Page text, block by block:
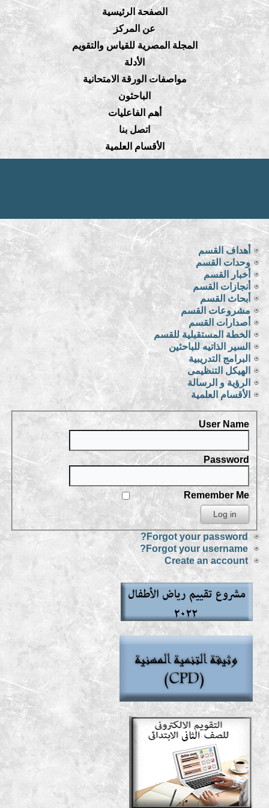
الصفحة الرئيسية
عن المركز
المجلة المصرية للقياس والتقويم
الأدلة
مواصفات الورقة الامتحانية
الباحثون
أهم الفاعليات
اتصل بنا
الأقسام العلمية
أهداف القسم
وحدات القسم
أخبار القسم
أنجازات القسم
أبحاث القسم
مشروعات القسم
أصدارات القسم
الخطة المستقبلية للقسم
السير الذاتيه للباحثين
البرامج التدريبية
الهيكل التنظيمى
الرؤية و الرسالة
الأقسام العلمية
User Name
Password
Remember Me
Forgot your password?
Forgot your username?
Create an account